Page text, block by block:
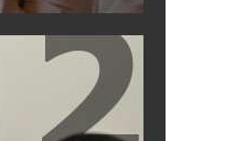
է դադարեցնել